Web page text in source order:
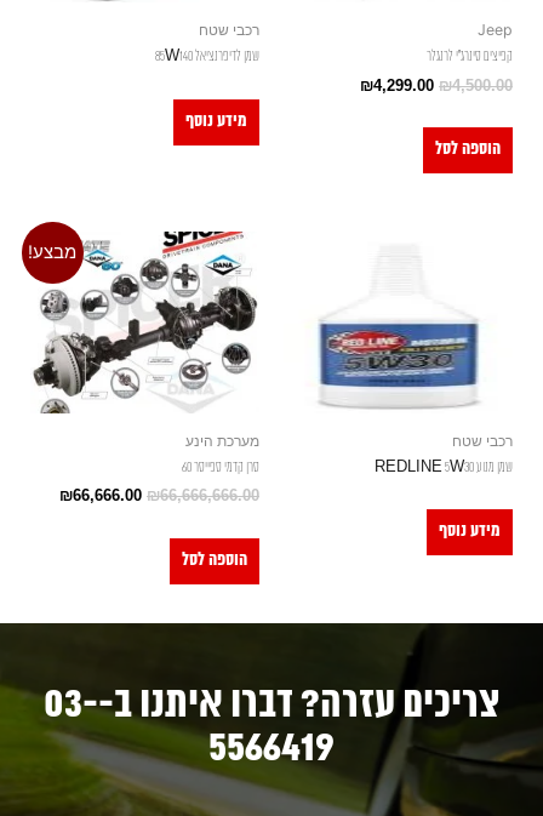
Jeep
קפיצים סינרג"י לרנגלר
₪4,500.00
₪4,299.00
הוספה לסל
רכבי שטח
שמן לדיפרנציאל 85W140
מידע נוסף
רכבי שטח
שמן מנוע REDLINE 5W30
מידע נוסף
מבצע!
מערכת הינע
סרן קדמי ספייסר 60
₪66,666,666.00
₪66,666.00
הוספה לסל
צריכים עזרה? דברו איתנו ב-03-
5566419